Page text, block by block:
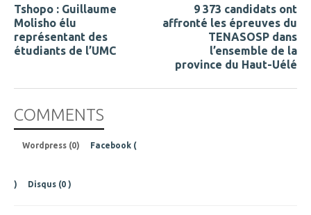
Tshopo : Guillaume
Molisho élu
représentant des
étudiants de l’UMC
9 373 candidats ont
affronté les épreuves du
TENASOSP dans
l’ensemble de la
province du Haut-Uélé
COMMENTS
Wordpress (0) Facebook (
) Disqus (0 )